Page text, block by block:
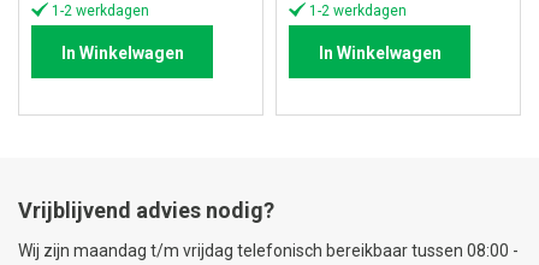
1-2 werkdagen
In Winkelwagen
1-2 werkdagen
In Winkelwagen
Vrijblijvend advies nodig?
Wij zijn maandag t/m vrijdag telefonisch bereikbaar tussen 08:00 -